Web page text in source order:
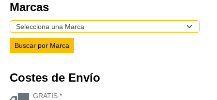
Marcas
Costes de Envío
GRATIS *